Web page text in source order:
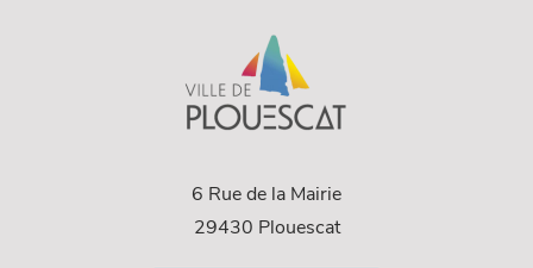
6 Rue de la Mairie
29430 Plouescat